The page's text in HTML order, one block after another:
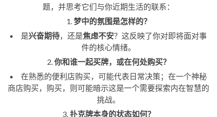
题，并思考它们与你近期生活的联系：
1.梦中的氛围是怎样的？
是兴奋期待，还是焦虑不安？这反映了你对即将面对事
件的核心情绪。
2.你和谁一起买牌，或在何处购买？
在熟悉的便利店购买，可能代表日常决策；在一个神秘
商店购买，购买，则可能暗示这是一个需要探索内在智慧的
挑战。
3.扑克牌本身的状态如何？